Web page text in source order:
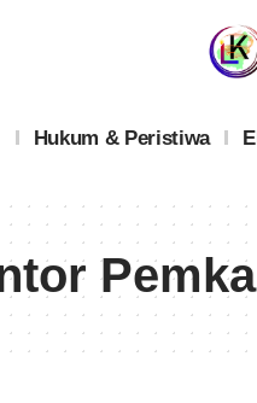
Hukum & Peristiwa